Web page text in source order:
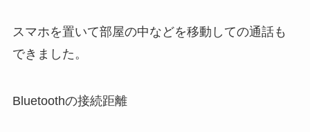
スマホを置いて部屋の中などを移動しての通話も
できました。
Bluetoothの接続距離